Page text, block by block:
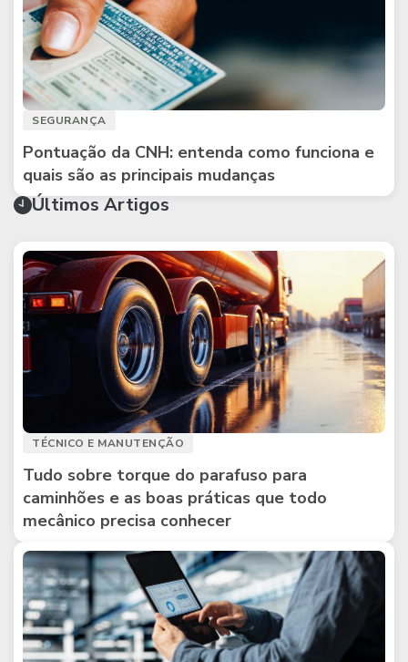
SEGURANÇA
Pontuação da CNH: entenda como funciona e
quais são as principais mudanças
Últimos Artigos
TÉCNICO E MANUTENÇÃO
Tudo sobre torque do parafuso para
caminhões e as boas práticas que todo
mecânico precisa conhecer